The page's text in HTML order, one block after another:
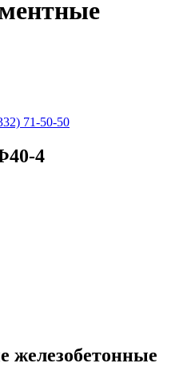
71-50-50
4
железобетонные